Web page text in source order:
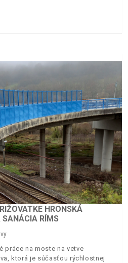
HRONSKÁ
SANÁCIA RÍMS
práce na moste na vetve
ktorá je súčasťou rýchlostnej